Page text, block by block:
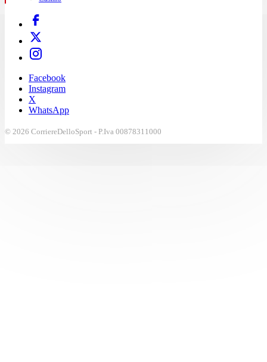
Facebook
Instagram
X
WhatsApp
© 2026 CorriereDelloSport - P.Iva 00878311000